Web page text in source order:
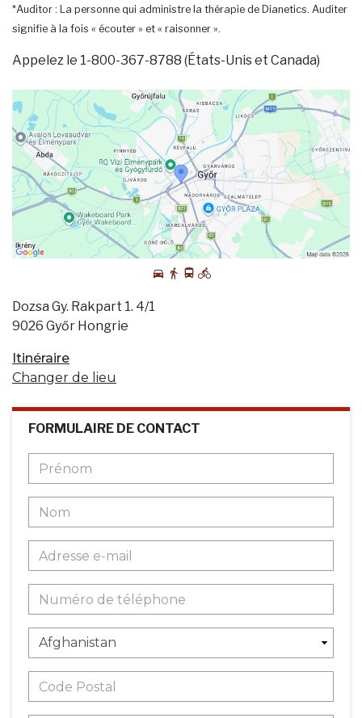
*Auditor : La personne qui administre la thérapie de Dianetics. Auditer
signifie à la fois « écouter » et « raisonner ».
Appelez le 1-800-367-8788 (États-Unis et Canada)
Dozsa Gy. Rakpart 1. 4/1
9026 Győr Hongrie
Itinéraire
Changer de lieu
FORMULAIRE DE CONTACT